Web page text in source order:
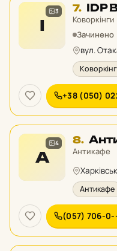
I
3 7.
7
у
IDP
Коворкінги
Зачинено
вул.
+38 (050)
А
4 8.
8
Антикафе
Антикафе
(057) 706-0-